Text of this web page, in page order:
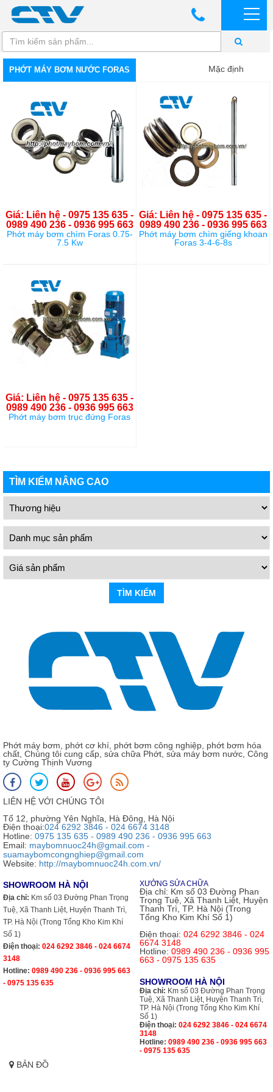
PHỚT MÁY BƠM NƯỚC FORAS Mặc định
Giá: Liên hệ - 0975 135 635 -
0989 490 236 - 0936 995 663
Phớt máy bơm chìm Foras 0.75-
7.5 Kw
Giá: Liên hệ - 0975 135 635 -
0989 490 236 - 0936 995 663
Phớt máy bơm chìm giếng khoan
Foras 3-4-6-8s
Giá: Liên hệ - 0975 135 635 -
0989 490 236 - 0936 995 663
Phớt máy bơm trục đứng Foras
TÌM KIẾM NÂNG CAO
TÌM KIẾM
Phớt máy bơm, phớt cơ khí, phớt bơm công nghiệp, phớt bơm hóa
chất, Chúng tôi cung cấp, sửa chữa Phớt, sửa máy bơm nước, Công
ty Cường Thịnh Vương
LIÊN HỆ VỚI CHÚNG TÔI
Tổ 12, phường Yên Nghĩa, Hà Đông, Hà Nội
Điện thoại:024 6292 3846 - 024 6674 3148
Hotline: 0975 135 635 - 0989 490 236 - 0936 995 663
Email: maybomnuoc24h@gmail.com -
suamaybomcongnghiep@gmail.com
Website: http://maybomnuoc24h.com.vn/
SHOWROOM HÀ NỘI
Địa chỉ: Km số 03 Đường Phan Trọng
Tuệ, Xã Thanh Liệt, Huyện Thanh Trì,
TP. Hà Nội (Trong Tổng Kho Kim Khí
Số 1)
Điện thoại: 024 6292 3846 - 024 6674
3148
Hotline: 0989 490 236 - 0936 995 663
- 0975 135 635
XƯỞNG SỬA CHỮA
Địa chỉ: Km số 03 Đường Phan
Trọng Tuệ, Xã Thanh Liệt, Huyện
Thanh Trì, TP. Hà Nội (Trong
Tổng Kho Kim Khí Số 1)
Điện thoại: 024 6292 3846 - 024
6674 3148
Hotline: 0989 490 236 - 0936 995
663 - 0975 135 635
SHOWROOM HÀ NỘI
Địa chỉ: Km số 03 Đường Phan Trọng
Tuệ, Xã Thanh Liệt, Huyện Thanh Trì,
TP. Hà Nội (Trong Tổng Kho Kim Khí
Số 1)
Điện thoại: 024 6292 3846 - 024 6674
3148
Hotline: 0989 490 236 - 0936 995 663
- 0975 135 635
BẢN ĐỒ